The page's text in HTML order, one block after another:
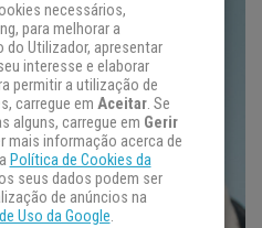
necessários,
para melhorar a
do Utilizador, apresentar
interesse e elaborar
permitir a utilização de
carregue em Aceitar. Se
alguns, carregue em Gerir
mais informação acerca de
Política de Cookies da
seus dados podem ser
de anúncios na
Uso da Google.